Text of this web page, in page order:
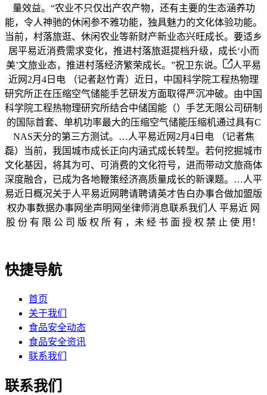
量效益。“农业不只仅出产农产物，还有主要的生态涵养功
能，令人神驰的休闲参不雅功能，独具魅力的文化体验功能。
当前，村落旅逛、休闲农业等新财产新业态兴旺成长。要适乡
居平易近消费需求变化，推进村落旅逛提档升级，成长‘小而
美’文旅业态，推进村落经济繁荣成长。”祝卫东说。
人平易
近网2月4日电 （记者赵竹青）近日，中国科学院工程热物理
研究所正在压缩空气储能手艺研发方面取得严沉冲破。由中国
科学院工程热物理研究所结合中储国能（）手艺无限公司研制
的国际首套、单机功率最大的压缩空气储能压缩机通过具有C
NAS天分的第三方测试。…人平易近网2月4日电 （记者焦
磊）当前，我国城市成长正向内涵式成长转型。若何挖掘城市
文化基因，将其为可、可消费的文化符号，进而带动文旅商体
深度融合，已成为各地鞭策经济高质量成长的新课题。…人平
易近日概况关于人平易近网聘请聘请英才告白办事合做加盟版
权办事数据办事网坐声明网坐律师消息联系我们人 平易近 网
股 份 有 限 公 司 版 权 所 有 ，未 经 书 面 授 权 禁 止 使 用！
快捷导航
首页
关于我们
食品安全动态
食品安全资讯
联系我们
联系我们